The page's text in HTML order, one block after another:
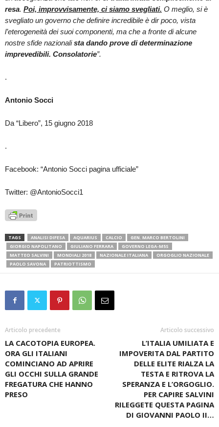
resa. Poi, improvvisamente, ci siamo svegliati. O meglio, si è
svegliato un governo che definire incredibile è dir poco, vista
l’eterogeneità dei suoi componenti, ma che a fronte di alcune
nostre sfide nazionalista dando prove di determinazione
imprevedibili. Consolatorie”.
.
Antonio Socci
Da “Libero”, 15 giugno 2018
.
Facebook: “Antonio Socci pagina ufficiale”
Twitter: @AntonioSocci1
TAGS ANALISI DIFESA AQUARIUS CALCIO
GEN. MARCO BERTOLINI
GIORGIO NAPOLITANO
GIULIANO FERRARA
GOVERNO LEGA-M5S
MATTEO SALVINI
MONDIALI 2018 NAZIONALE ITALIANA
ORGOGLIO NAZIONALE
PAOLO SAVONA
PATRIOTTISMO
Articolo precedente
LA CACOTOPIA EUROPEA.
ORA GLI ITALIANI
COMINCIANO AD APRIRE
GLI OCCHI SULLA GRANDE
FREGATURA CHE HANNO
PRESO
Articolo successivo
L’ITALIA UMILIATA E
IMPOVERITA DAL PARTITO
DELLE ELITE RIALZA LA
TESTA E RITROVA LA
SPERANZA E L’ORGOGLIO.
PER CAPIRE SALVINI
RILEGGETE QUESTA PAGINA
DI GIOVANNI PAOLO II…